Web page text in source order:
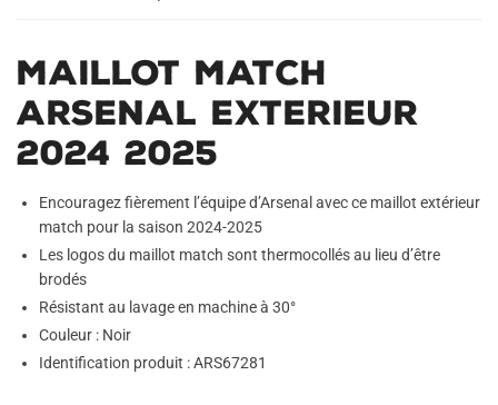
Maillot Match
Arsenal Exterieur
2024 2025
Encouragez fièrement l’équipe d’Arsenal avec ce maillot extérieur
match pour la saison 2024-2025
Les logos du maillot match sont thermocollés au lieu d’être
brodés
Résistant au lavage en machine à 30°
Couleur : Noir
Identification produit : ARS67281